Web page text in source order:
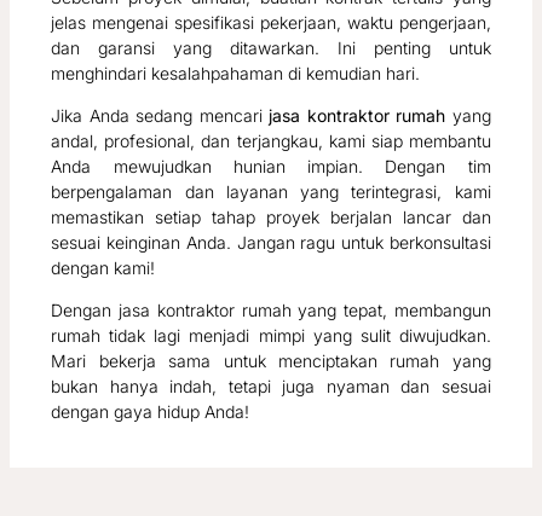
jelas mengenai spesifikasi pekerjaan, waktu pengerjaan,
dan garansi yang ditawarkan. Ini penting untuk
menghindari kesalahpahaman di kemudian hari.
Jika Anda sedang mencari jasa kontraktor rumah yang
andal, profesional, dan terjangkau, kami siap membantu
Anda mewujudkan hunian impian. Dengan tim
berpengalaman dan layanan yang terintegrasi, kami
memastikan setiap tahap proyek berjalan lancar dan
sesuai keinginan Anda. Jangan ragu untuk berkonsultasi
dengan kami!
Dengan jasa kontraktor rumah yang tepat, membangun
rumah tidak lagi menjadi mimpi yang sulit diwujudkan.
Mari bekerja sama untuk menciptakan rumah yang
bukan hanya indah, tetapi juga nyaman dan sesuai
dengan gaya hidup Anda!